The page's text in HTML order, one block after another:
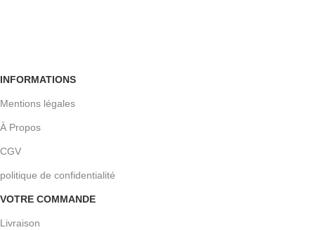
INFORMATIONS
Mentions légales
À Propos
CGV
politique de confidentialité
VOTRE COMMANDE
Livraison